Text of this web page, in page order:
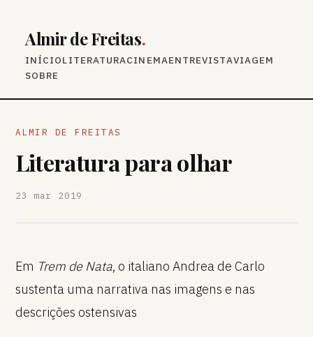
Almir de Freitas.
INÍCIOLITERATURACINEMAENTREVISTAVIAGEM
SOBRE
ALMIR DE FREITAS
Literatura para olhar
23 mar 2019
Em Trem de Nata, o italiano Andrea de Carlo
sustenta uma narrativa nas imagens e nas
descrições ostensivas